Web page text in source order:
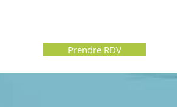
Prendre RDV